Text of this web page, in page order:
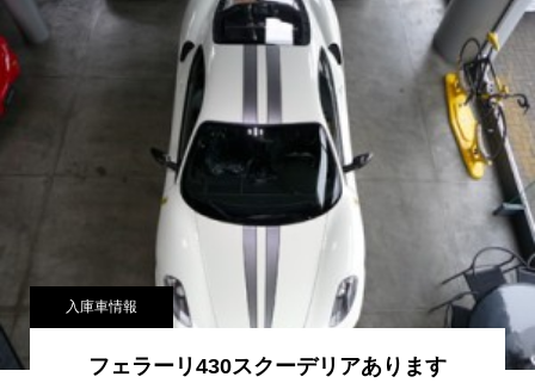
入庫車情報
フェラーリ430スクーデリアあります